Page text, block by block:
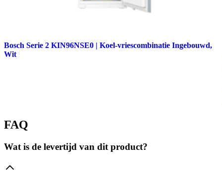
Bosch Serie 2 KIN96NSE0 | Koel-vriescombinatie Ingebouwd,
Wit
FAQ
Wat is de levertijd van dit product?